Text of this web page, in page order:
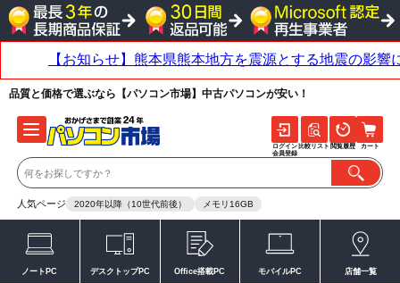
品質と価格で選ぶなら【パソコン市場】中古パソコンが安い！
人気ページ 2020年以降（10世代前後） メモリ16GB
ログイン
会員登録
比較リスト 閲覧履歴 カート
ノートPC デスクトップPC Office搭載PC モバイルPC 店舗一覧